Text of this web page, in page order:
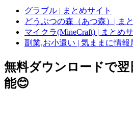
グラブル | まとめサイト
どうぶつの森（あつ森）| ま
マイクラ(MineCraft) | まとめ
副業,お小遣い | 気ままに情報
無料ダウンロードで翌
能😊